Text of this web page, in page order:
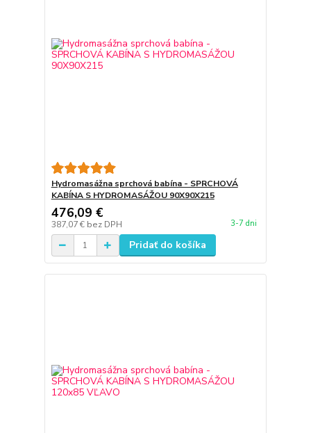
Hydromasážna sprchová babína - SPRCHOVÁ
KABÍNA S HYDROMASÁŽOU 90X90X215
476,09 €
387,07 € bez DPH 3-7 dni
Pridať do košíka